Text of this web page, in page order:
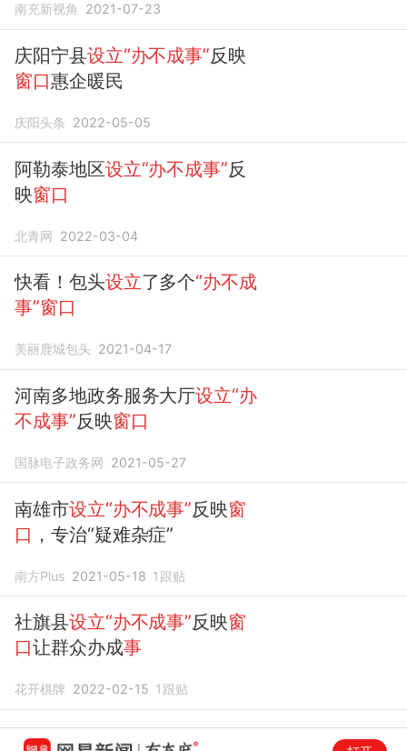
南充新视角 2021-07-23
庆阳宁县设立“办不成事”反映
窗口惠企暖民
庆阳头条 2022-05-05
阿勒泰地区设立“办不成事”反
映窗口
北青网 2022-03-04
快看！包头设立了多个“办不成
事”窗口
美丽鹿城包头 2021-04-17
河南多地政务服务大厅设立“办
不成事”反映窗口
国脉电子政务网 2021-05-27
南雄市设立“办不成事”反映窗
口 ，专治“疑难杂症”
南方Plus 2021-05-18 1 跟贴
社旗县设立“办不成事”反映窗
口让群众办成事
花开棋牌 2022-02-15 1 跟贴